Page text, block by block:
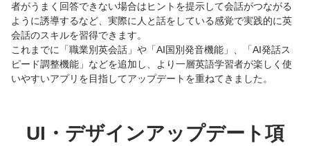
者がうまく回答できない場合はヒントを提示して会話がつながる
ように誘導するなど、実際に人と話をしている感覚で実践的に英
会話のスキルを習得できます。
これまでに「職業別英会話」や「AI国別発音機能」、「AI発話ス
ピード調整機能」などを追加し、より一層英語学習者が楽しく使
いやすいアプリを目指してアップデートを重ねてきました。
UI・デザインアップデート項